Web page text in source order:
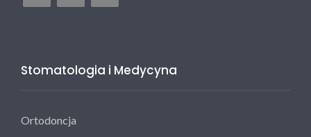
Stomatologia i Medycyna
Ortodoncja